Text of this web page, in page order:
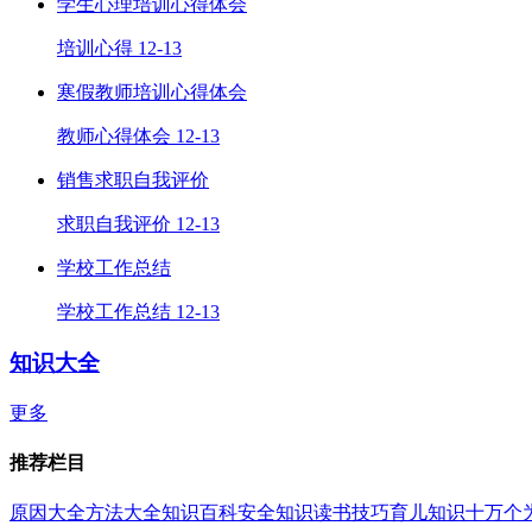
学生心理培训心得体会
培训心得 12-13
寒假教师培训心得体会
教师心得体会 12-13
销售求职自我评价
求职自我评价 12-13
学校工作总结
学校工作总结 12-13
知识大全
更多
推荐栏目
原因大全方法大全知识百科安全知识读书技巧育儿知识十万个